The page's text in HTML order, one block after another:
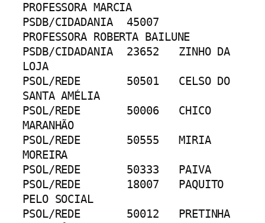
PROFESSORA MARCIA
PSDB/CIDADANIA	45007
PROFESSORA ROBERTA BAILUNE
PSDB/CIDADANIA	23652	ZINHO DA
LOJA
PSOL/REDE	50501	CELSO DO
SANTA AMÉLIA
PSOL/REDE	50006	CHICO
MARANHÃO
PSOL/REDE	50555	MIRIA
MOREIRA
PSOL/REDE	50333	PAIVA
PSOL/REDE	18007	PAQUITO
PELO SOCIAL
PSOL/REDE	50012	PRETINHA